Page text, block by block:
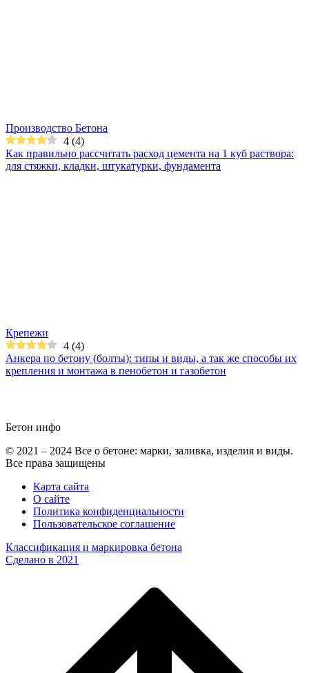
Производство Бетона
4 (4)
Как правильно рассчитать расход цемента на 1 куб раствора:
для стяжки, кладки, штукатурки, фундамента
Крепежи
4 (4)
Анкера по бетону (болты): типы и виды, а так же способы их
крепления и монтажа в пенобетон и газобетон
Бетон инфо
© 2021 – 2024 Все о бетоне: марки, заливка, изделия и виды.
Все права защищены
Карта сайта
О сайте
Политика конфиденциальности
Пользовательское соглашение
Классификация и маркировка бетона
Сделано в 2021